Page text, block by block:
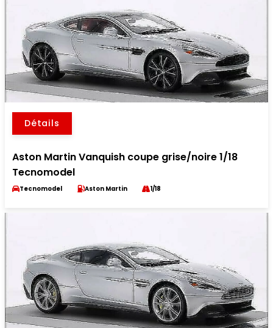
Détails
Aston Martin Vanquish coupe grise/noire 1/18
Tecnomodel
Tecnomodel Aston Martin 1/18